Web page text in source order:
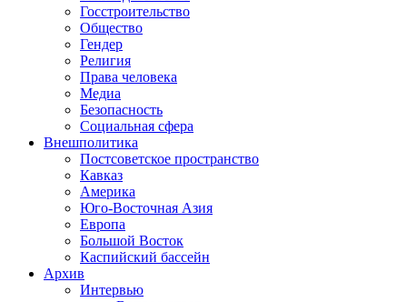
Госстроительство
Общество
Гендер
Религия
Права человека
Медиа
Безопасность
Социальная сфера
Внешполитика
Постсоветское пространство
Кавказ
Америка
Юго-Восточная Азия
Европа
Большой Восток
Каспийский бассейн
Архив
Интервью